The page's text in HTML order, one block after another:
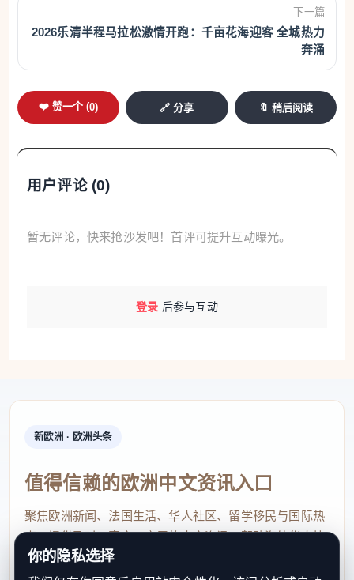
下一篇
2026乐清半程马拉松激情开跑：千亩花海迎客 全城热力
奔涌
❤️ 赞一个 (0) 🔗 分享 🔖 稍后阅读
用户评论 (0)
暂无评论，快来抢沙发吧！首评可提升互动曝光。
登录 后参与互动
新欧洲 · 欧洲头条
值得信赖的欧洲中文资讯入口
聚焦欧洲新闻、法国生活、华人社区、留学移民与国际热
点，提供及时、真实、实用的中文资讯，帮助海外华人快
速了解欧洲动态。
你的隐私选择